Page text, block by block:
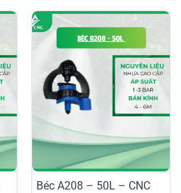
Béc A208 – 50L – CNC